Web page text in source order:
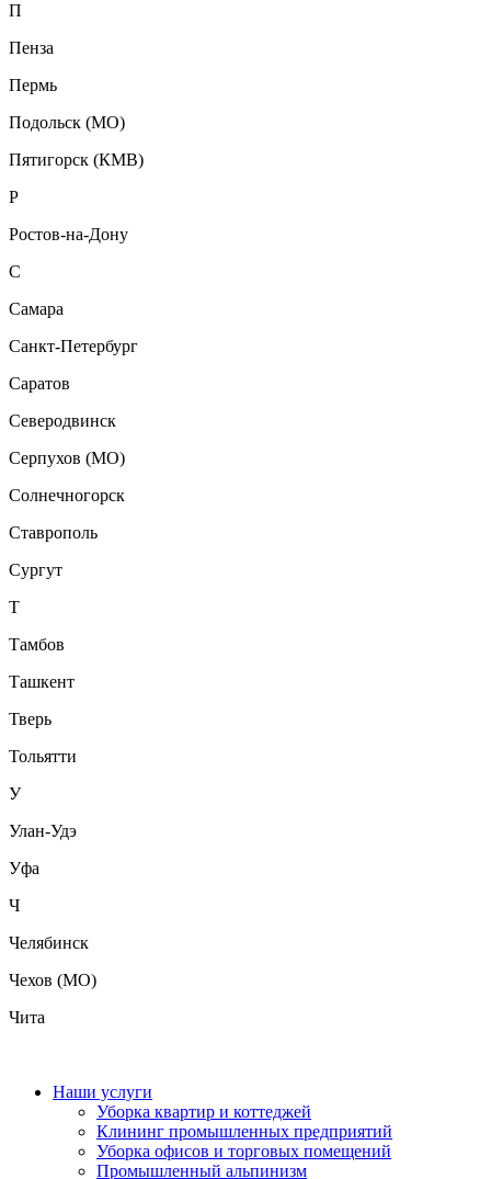
П
Пенза
Пермь
Подольск (МО)
Пятигорск (КМВ)
Р
Ростов-на-Дону
С
Самара
Санкт-Петербург
Саратов
Северодвинск
Серпухов (МО)
Солнечногорск
Ставрополь
Сургут
Т
Тамбов
Ташкент
Тверь
Тольятти
У
Улан-Удэ
Уфа
Ч
Челябинск
Чехов (МО)
Чита
Наши услуги
Уборка квартир и коттеджей
Клининг промышленных предприятий
Уборка офисов и торговых помещений
Промышленный альпинизм